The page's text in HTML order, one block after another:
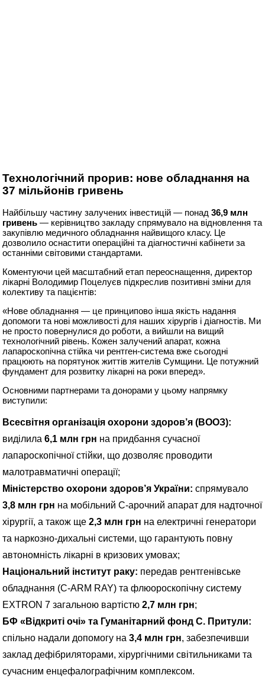
Технологічний прорив: нове обладнання на
37 мільйонів гривень
Найбільшу частину залучених інвестицій — понад36,9 млн
гривень — керівництво закладу спрямувало на відновлення та
закупівлю медичного обладнання найвищого класу. Це
дозволило оснастити операційні та діагностичні кабінети за
останніми світовими стандартами.
Коментуючи цей масштабний етап переоснащення, директор
лікарні Володимир Поцелуєв підкреслив позитивні зміни для
колективу та пацієнтів:
«Нове обладнання — це принципово інша якість надання
допомоги та нові можливості для наших хірургів і діагностів. Ми
не просто повернулися до роботи, а вийшли на вищий
технологічний рівень. Кожен залучений апарат, кожна
лапароскопічна стійка чи рентген-система вже сьогодні
працюють на порятунок життів жителів Сумщини. Це потужний
фундамент для розвитку лікарні на роки вперед».
Основними партнерами та донорами у цьому напрямку
виступили:
Всесвітня організація охорони здоров’я (ВООЗ):
виділила6,1 млн грн на придбання сучасної
лапароскопічної стійки, що дозволяє проводити
малотравматичні операції;
Міністерство охорони здоров’я України: спрямувало
3,8 млн грн на мобільний С-арочний апарат для надточної
хірургії, а також ще2,3 млн грн на електричні генератори
та наркозно-дихальні системи, що гарантують повну
автономність лікарні в кризових умовах;
Національний інститут раку: передав рентгенівське
обладнання (C-ARM RAY) та флюороскопічну систему
EXTRON 7 загальною вартістю2,7 млн грн;
БФ «Відкриті очі» та Гуманітарний фонд С. Притули:
спільно надали допомогу на3,4 млн грн, забезпечивши
заклад дефібриляторами, хірургічними світильниками та
сучасним енцефалографічним комплексом.